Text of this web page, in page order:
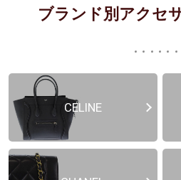
ブランド別アクセ
CELINE